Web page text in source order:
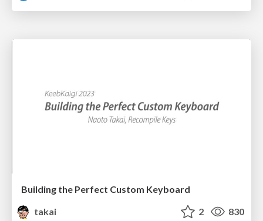
Building the Perfect Custom Keyboard
takai
2 830